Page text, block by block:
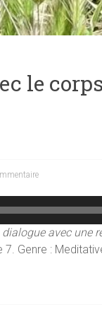
le
avec une
Genre :